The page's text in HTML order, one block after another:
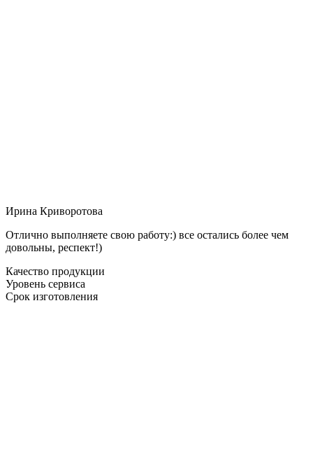
Ирина Криворотова
Отлично выполняете свою работу:) все остались более чем
довольны, респект!)
Качество продукции
Уровень сервиса
Срок изготовления